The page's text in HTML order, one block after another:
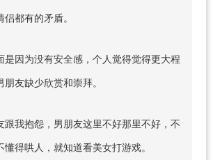
都有的矛盾。
是因为没有安全感，个人觉得觉得更大程
友缺少欣赏和崇拜。
跟我抱怨，男朋友这里不好那里不好，不
得哄人，就知道看美女打游戏。